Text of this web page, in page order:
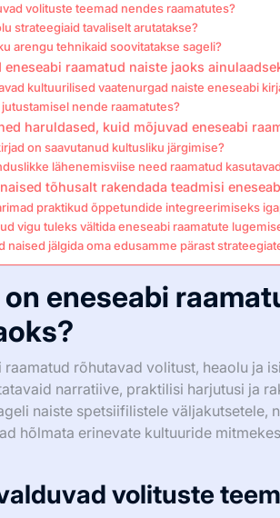
volituste teemad nendes raamatutes?
strateegiaid tavaliselt arutatakse?
arengu tehnikaid soovitatakse sageli?
eneseabi raamatud naiste jaoks
kultuurilised vaatenurgad naiste eneseabi
nende raamatutes?
haruldased, kuid mõjuvad eneseabi
on saavutanud kultusliku järgimise?
lähenemisviise need raamatud
tõhusalt rakendada teadmisi
praktikud õppetundide integreerimiseks
vigu tuleks vältida eneseabi raamatute
naised jälgida oma edusamme pärast
eneseabi
raamatud rõhutavad volitust, heaolu ja
narratiive, praktilisi harjutusi ja
naiste spetsiifilistele väljakutsetele,
hõlmata erinevate kultuuride
volituste